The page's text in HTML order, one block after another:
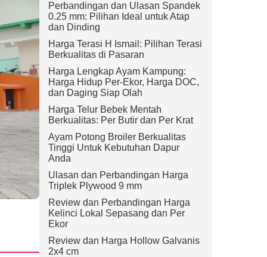
Perbandingan dan Ulasan Spandek
0.25 mm: Pilihan Ideal untuk Atap
dan Dinding
Harga Terasi H Ismail: Pilihan Terasi
Berkualitas di Pasaran
Harga Lengkap Ayam Kampung:
Harga Hidup Per-Ekor, Harga DOC,
dan Daging Siap Olah
Harga Telur Bebek Mentah
Berkualitas: Per Butir dan Per Krat
Ayam Potong Broiler Berkualitas
Tinggi Untuk Kebutuhan Dapur
Anda
Ulasan dan Perbandingan Harga
Triplek Plywood 9 mm
Review dan Perbandingan Harga
Kelinci Lokal Sepasang dan Per
Ekor
Review dan Harga Hollow Galvanis
2x4 cm